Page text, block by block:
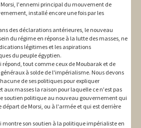
Morsi, l'ennemi principal du mouvement de
installé encore une fois par les
des déclarations antérieures, le nouveau
du régime en réponse à la lutte des masses, ne
légitimes et les aspirations
du peuple égyptien.
tout comme ceux de Moubarak et de
à solde de l'impérialisme. Nous devons
de ses politiques pour expliquer
masses la raison pour laquelle ce n'est pas
soutien politique au nouveau gouvernement qui
départ de Morsi, ou à l'armée et qui est derrière
montre son soutien à la politique impérialiste en